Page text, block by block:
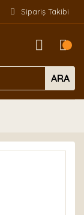
Sipariş Takibi
ARA